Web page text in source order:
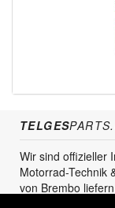
TELGES
Wir sind offizieller
Motorrad-Technik
von Brembo
Unser Service